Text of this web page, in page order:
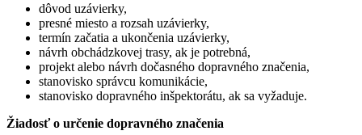
dôvod uzávierky,
presné miesto a rozsah uzávierky,
termín začatia a ukončenia uzávierky,
návrh obchádzkovej trasy, ak je potrebná,
projekt alebo návrh dočasného dopravného značenia,
stanovisko správcu komunikácie,
stanovisko dopravného inšpektorátu, ak sa vyžaduje.
Žiadosť o určenie dopravného značenia